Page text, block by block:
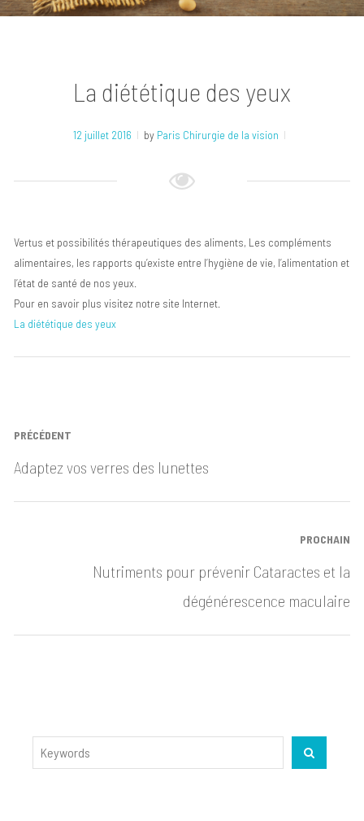
La diététique des yeux
12 juillet 2016 by Paris Chirurgie de la vision
Vertus et possibilités thérapeutiques des aliments, Les compléments
alimentaires, les rapports qu’existe entre l’hygiène de vie, l’alimentation et
l’état de santé de nos yeux.
Pour en savoir plus visitez notre site Internet.
La diététique des yeux
Navigation
de
l’article
PRÉCÉDENT
Post
Adaptez vos verres des lunettes
PROCHAIN
Nutriments pour prévenir Cataractes et la
dégénérescence maculaire
Search
for: